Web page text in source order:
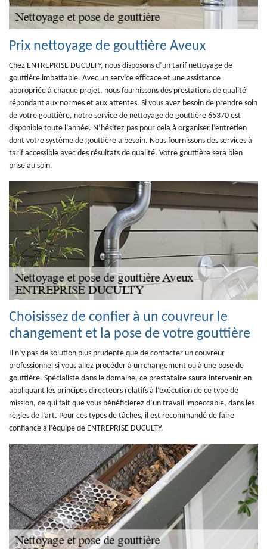
Prix nettoyage de gouttière Aveux
Chez ENTREPRISE DUCULTY, nous disposons d’un tarif nettoyage de
gouttière imbattable. Avec un service efficace et une assistance
appropriée à chaque projet, nous fournissons des prestations de qualité
répondant aux normes et aux attentes. Si vous avez besoin de prendre soin
de votre gouttière, notre service de nettoyage de gouttière 65370 est
disponible toute l’année. N’hésitez pas pour cela à organiser l’entretien
dont votre système de gouttière a besoin. Nous fournissons des services à
tarif accessible avec des résultats de qualité. Votre gouttière sera bien
prise au soin.
Choisissez de confier à un couvreur le
changement et la pose de votre gouttière
Il n’y pas de solution plus prudente que de contacter un couvreur
professionnel si vous allez procéder à un changement ou à une pose de
gouttière. Spécialiste dans le domaine, ce prestataire saura intervenir en
appliquant les principes directeurs relatifs à l’exécution de ce type de
mission, ce qui fait que vous bénéficierez d’un travail impeccable, dans les
règles de l’art. Pour ces types de tâches, il est recommandé de faire
confiance à l’équipe de ENTREPRISE DUCULTY.